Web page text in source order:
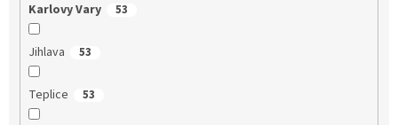
Karlovy Vary 53
Jihlava 53
Teplice 53